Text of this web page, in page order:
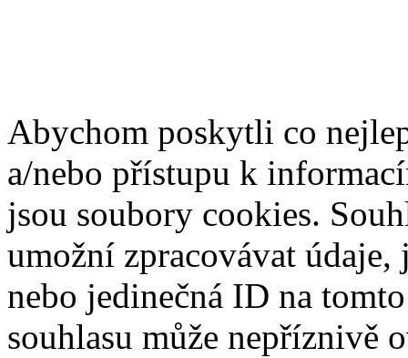
Abychom poskytli co
a/nebo přístupu k
jsou soubory cookies.
umožní zpracovávat
nebo jedinečná ID na
souhlasu může nepříznivě